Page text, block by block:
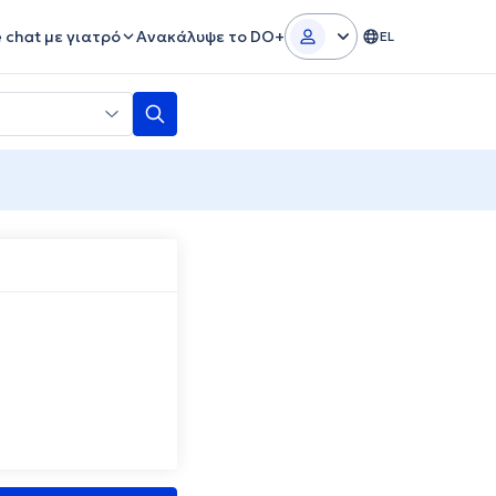
chat με γιατρό Ανακάλυψε το DO+ EL